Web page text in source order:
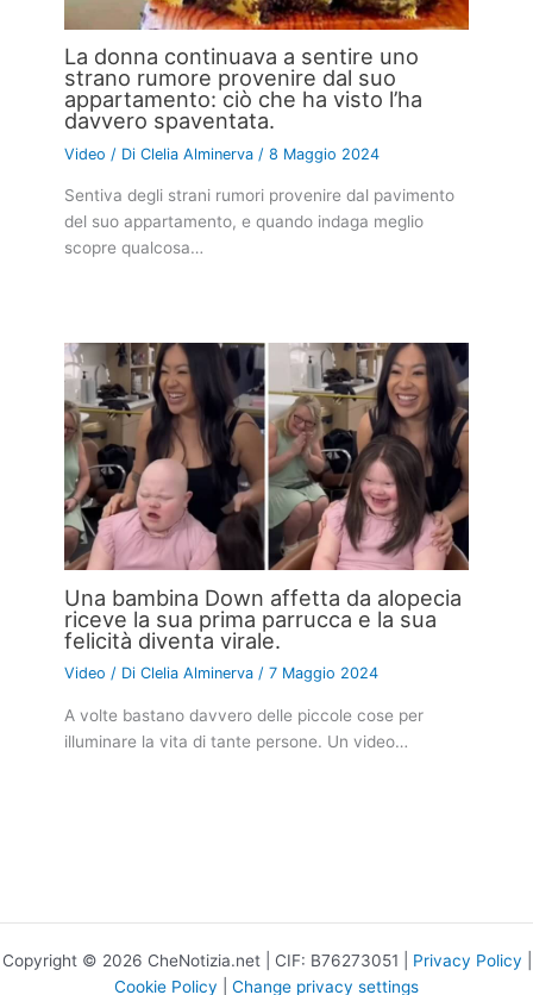
La donna continuava a sentire uno
strano rumore provenire dal suo
appartamento: ciò che ha visto l’ha
davvero spaventata.
Video / DiClelia Alminerva /8 Maggio 2024
Sentiva degli strani rumori provenire dal pavimento
del suo appartamento, e quando indaga meglio
scopre qualcosa…
Una bambina Down affetta da alopecia
riceve la sua prima parrucca e la sua
felicità diventa virale.
Video / DiClelia Alminerva /7 Maggio 2024
A volte bastano davvero delle piccole cose per
illuminare la vita di tante persone. Un video…
Copyright © 2026 CheNotizia.net | CIF: B76273051 | Privacy Policy
Cookie Policy
Change privacy settings